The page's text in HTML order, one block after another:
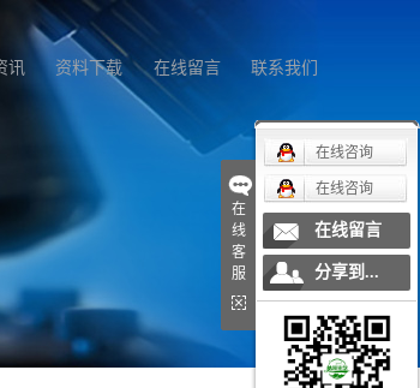
讯 资料下载 在线留言 联系我们
在
线
客
服
在线咨询
在线咨询
在线留言
分享到...